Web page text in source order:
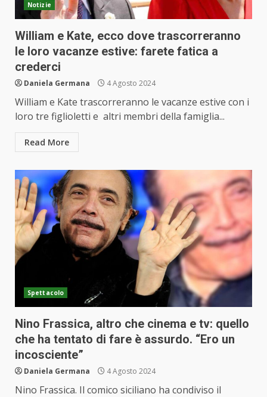
Notizie
William e Kate, ecco dove trascorreranno
le loro vacanze estive: farete fatica a
crederci
Daniela Germana 4 Agosto 2024
William e Kate trascorreranno le vacanze estive con i
loro tre figlioletti e altri membri della famiglia...
Read More
Spettacolo
Nino Frassica, altro che cinema e tv: quello
che ha tentato di fare è assurdo. “Ero un
incosciente”
Daniela Germana 4 Agosto 2024
Nino Frassica. Il comico siciliano ha condiviso il